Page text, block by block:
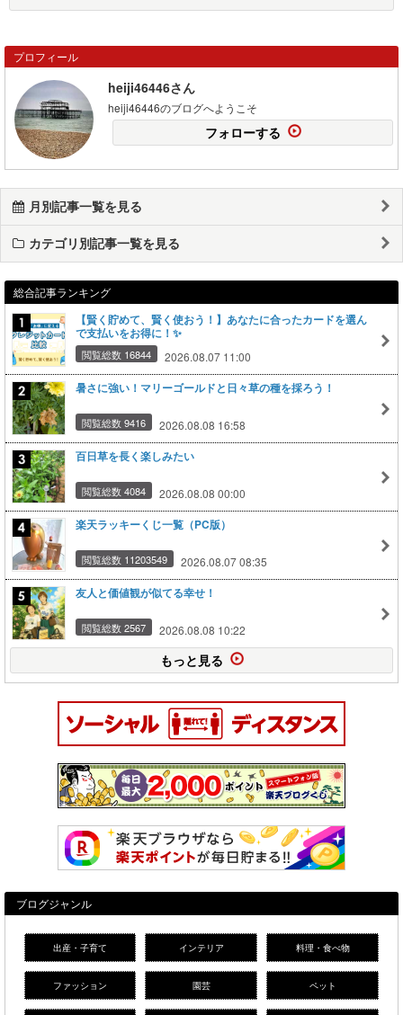
プロフィール
heiji46446さん
heiji46446のブログへようこそ
フォローする
月別記事一覧を見る
カテゴリ別記事一覧を見る
総合記事ランキング
【賢く貯めて、賢く使おう！】あなたに合ったカードを選ん
で支払いをお得に！✨
閲覧総数 16844 2026.08.07 11:00
暑さに強い！マリーゴールドと日々草の種を採ろう！
閲覧総数 9416 2026.08.08 16:58
百日草を長く楽しみたい
閲覧総数 4084 2026.08.08 00:00
楽天ラッキーくじ一覧（PC版）
閲覧総数 11203549 2026.08.07 08:35
友人と価値観が似てる幸せ！
閲覧総数 2567 2026.08.08 10:22
もっと見る
ブログジャンル
出産・子育て インテリア 料理・食べ物
ファッション 園芸 ペット